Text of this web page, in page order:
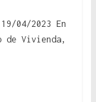
04/2023 En
Vivienda,